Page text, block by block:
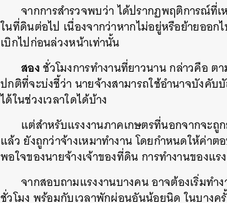
จากการสำรวจพบว่า ได้ปรากฏพฤติการณ์ที่
ในที่ดินต่อไป เนื่องจากว่าหากไม่อยู่หรือย้ายออก
เบิกไปก่อนล่วงหน้าเท่านั้น
สองชั่วโมงการทำงานที่ยาวนาน กล่าวคือ ต
ปกติที่จะบ่งชี้ว่า นายจ้างสามารถใช้อำนาจบังคับ
ได้ในช่วงเวลาใดได้บ้าง
แต่สำหรับแรงงานภาคเกษตรที่นอกจากจะ
แล้ว ยังถูกว่าจ้างเหมาทำงาน โดยกำหนดให้ค่า
พอใจของนายจ้างเจ้าของที่ดิน การทำงานของแ
จากสอบถามแรงงานบางคน อาจต้องเริ่มท
ชั่วโมง พร้อมกับเวลาพักผ่อนอันน้อยนิด ในบางค